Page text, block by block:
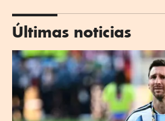
Últimas noticias